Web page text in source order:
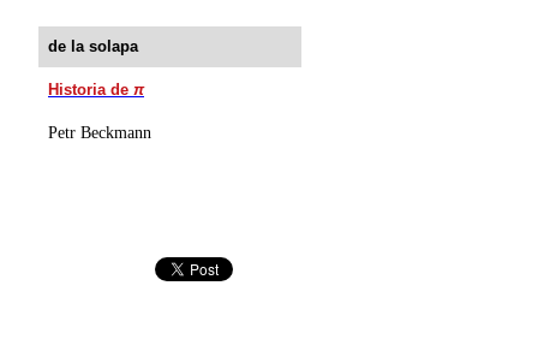
de la solapa
Historia de π
Petr Beckmann